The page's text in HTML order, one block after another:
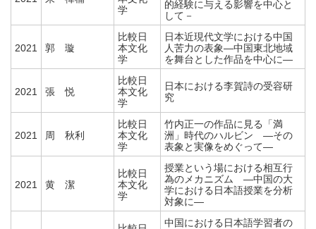
学
的経験に与える影響を中心と
して－
2021 郭 璇
比較日
本文化
学
日本近現代文学における中国
人苦力の表象―中国東北地域
を舞台とした作品を中心に―
2021 張 悦
比較日
本文化
学
日本における李賀詩の受容研
究
2021 周 秋利
比較日
本文化
学
竹内正一の作品に見る「満
洲」時代のハルビン ―その
表象と実像をめぐって―
2021 黄 潔
比較日
本文化
学
授業という場における相互行
為のメカニズム ―中国の大
学における日本語授業を分析
対象に―
中国における日本語学習者の